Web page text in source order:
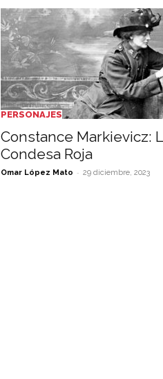
PERSONAJES
Constance Markievicz:
Condesa Roja
Omar López Mato - 29 diciembre, 2023